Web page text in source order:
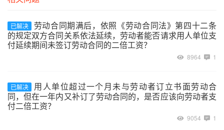
已解决
劳动合同期满后，依照《劳动合同法》第四十二条
的规定双方合同关系依法延续，劳动者能否请求用人单位支
付延续期间未签订劳动合同的二倍工资？
8964 1
已解决
用人单位超过一个月未与劳动者订立书面劳动合
同，但在一年内又补订了劳动合同的，是否应该向劳动者支
付二倍工资？
9054 1